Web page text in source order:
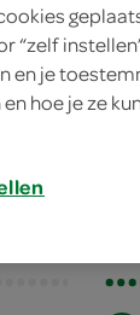
“zelf
en je
hoe je ze